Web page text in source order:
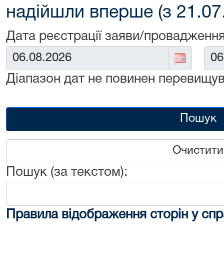
надійшли вперше (з
Дата реєстрації заяви/
Від: До:
Діапазон дат не повинен
Пошук
Очистити
Пошук (за текстом):
Правила відображення сторін у